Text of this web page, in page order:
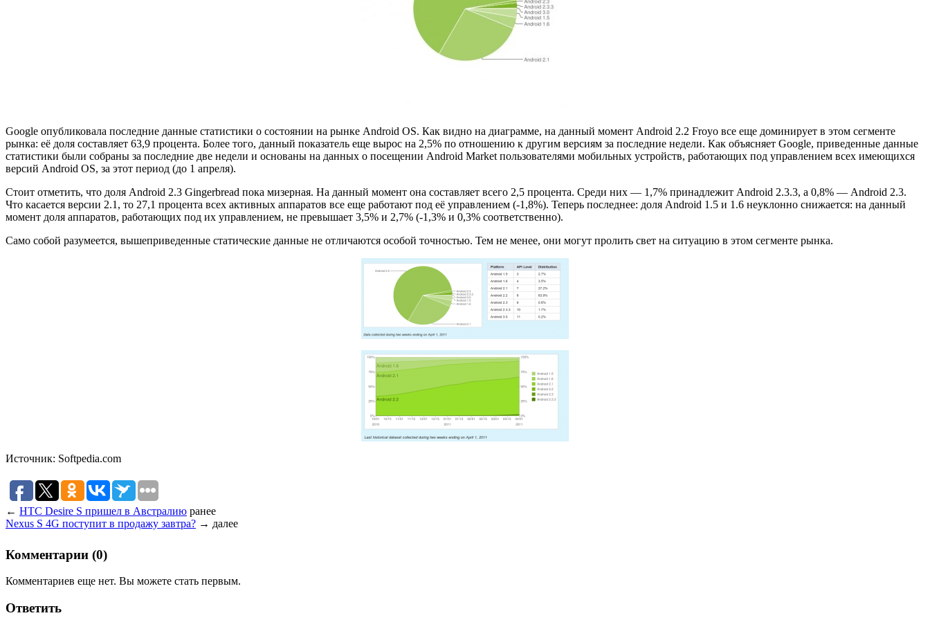
Google опубликовала последние данные статистики о состоянии на рынке Android OS. Как видно на диаграмме, на данный момент Android 2.2 Froyo все еще доминирует в этом сегменте
рынка: её доля составляет 63,9 процента. Более того, данный показатель еще вырос на 2,5% по отношению к другим версиям за последние недели. Как объясняет Google, приведенные данные
статистики были собраны за последние две недели и основаны на данных о посещении Android Market пользователями мобильных устройств, работающих под управлением всех имеющихся
версий Android OS, за этот период (до 1 апреля).
Стоит отметить, что доля Android 2.3 Gingerbread пока мизерная. На данный момент она составляет всего 2,5 процента. Среди них — 1,7% принадлежит Android 2.3.3, а 0,8% — Android 2.3.
Что касается версии 2.1, то 27,1 процента всех активных аппаратов все еще работают под её управлением (-1,8%). Теперь последнее: доля Android 1.5 и 1.6 неуклонно снижается: на данный
момент доля аппаратов, работающих под их управлением, не превышает 3,5% и 2,7% (-1,3% и 0,3% соответственно).
Само собой разумеется, вышеприведенные статические данные не отличаются особой точностью. Тем не менее, они могут пролить свет на ситуацию в этом сегменте рынка.
Источник: Softpedia.com
← HTC Desire S пришел в Австралию ранее
Nexus S 4G поступит в продажу завтра? → далее
Комментарии (0)
Комментариев еще нет. Вы можете стать первым.
Ответить